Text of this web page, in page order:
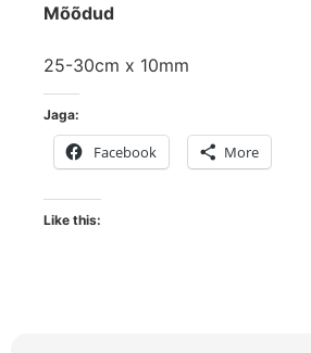
Mõõdud
25-30cm x 10mm
Jaga:
Facebook More
Like this: